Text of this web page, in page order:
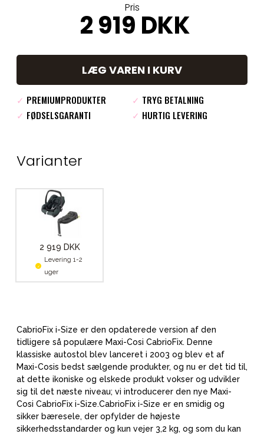
Pris
2 919 DKK
LÆG VAREN I KURV
✓ PREMIUMPRODUKTER ✓ TRYG BETALNING
✓ FØDSELSGARANTI ✓ HURTIG LEVERING
Varianter
2 919 DKK
Levering 1-2
uger
CabrioFix i-Size er den opdaterede version af den
tidligere så populære Maxi-Cosi CabrioFix. Denne
klassiske autostol blev lanceret i 2003 og blev et af
Maxi-Cosis bedst sælgende produkter, og nu er det tid til,
at dette ikoniske og elskede produkt vokser og udvikler
sig til det næste niveau; vi introducerer den nye Maxi-
Cosi CabrioFix i-Size.CabrioFix i-Size er en smidig og
sikker bæresele, der opfylder de højeste
sikkerhedsstandarder og kun vejer 3,2 kg, og som du kan